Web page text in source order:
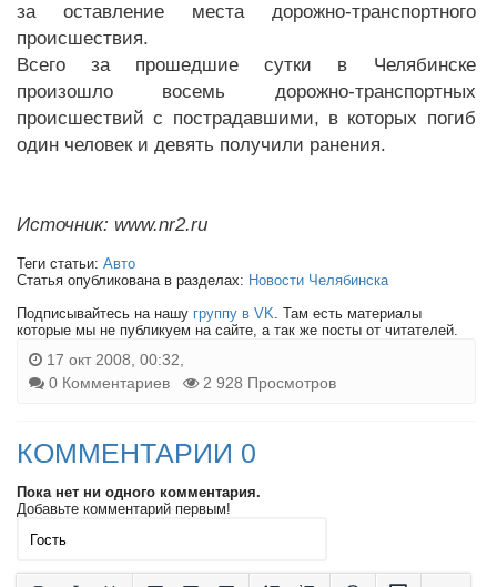
за оставление места дорожно-транспортного
происшествия.
Всего за прошедшие сутки в Челябинске
произошло восемь дорожно-транспортных
происшествий с пострадавшими, в которых погиб
один человек и девять получили ранения.
Источник: www.nr2.ru
Теги статьи: Авто
Статья опубликована в разделах: Новости Челябинска
Подписывайтесь на нашу группу в VK. Там есть материалы
которые мы не публикуем на сайте, а так же посты от читателей.
17 окт 2008, 00:32,
0 Комментариев
2 928 Просмотров
КОММЕНТАРИИ 0
Пока нет ни одного комментария.
Добавьте комментарий первым!